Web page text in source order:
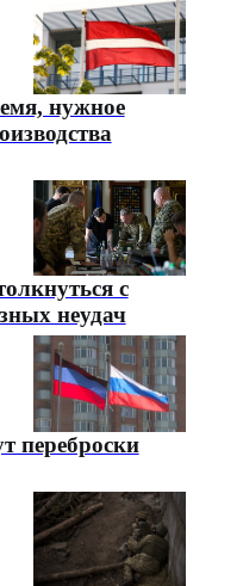
нужное
с
неудач
переброски